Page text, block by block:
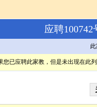
应聘
您已应聘此家教，但是未出现在此